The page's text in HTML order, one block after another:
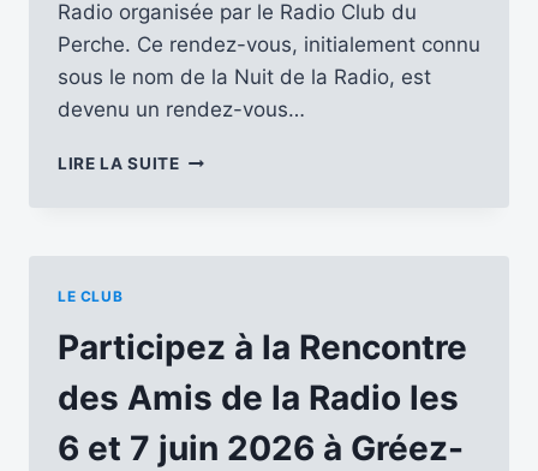
Radio organisée par le Radio Club du
Perche. Ce rendez-vous, initialement connu
sous le nom de la Nuit de la Radio, est
devenu un rendez-vous…
LIRE LA SUITELES
DE
LA
RADIO
SE
SONT
LE CLUB
Participez à la Rencontre
des Amis de la Radio les
6 et 7 juin 2026 à Gréez-